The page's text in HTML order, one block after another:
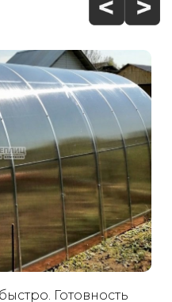
маме на дачу.